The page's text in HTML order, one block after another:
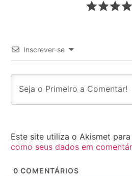
Inscrever-se
Este site utiliza o Akismet
como seus dados em
0 COMENTÁRIOS